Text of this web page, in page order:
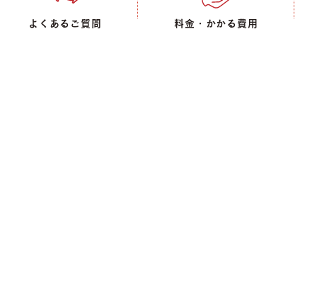
よくあるご質問 料金・かかる費用